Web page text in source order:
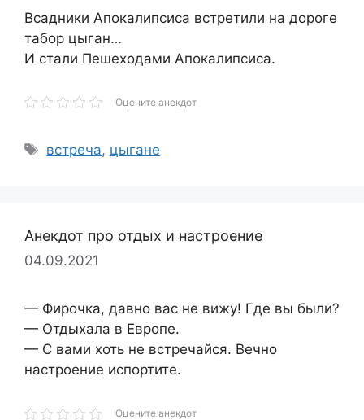
Всадники Апокалипсиса встретили на дороге
табор цыган…
И стали Пешеходами Апокалипсиса.
Оцените анекдот
Метки
встреча, цыгане
Анекдот про отдых и настроение
04.09.2021
— Фирочка, давно вас не вижу! Где вы были?
— Отдыхала в Европе.
— С вами хоть не встречайся. Вечно
настроение испортите.
Оцените анекдот